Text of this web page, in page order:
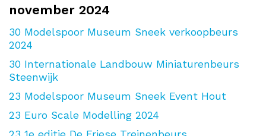
november 2024
30 Modelspoor Museum Sneek verkoopbeurs
2024
30 Internationale Landbouw Miniaturenbeurs
Steenwijk
23 Modelspoor Museum Sneek Event Hout
23 Euro Scale Modelling 2024